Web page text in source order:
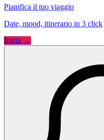
Pianifica il tuo viaggio
Date, mood, itinerario in 3 click
Inizia →